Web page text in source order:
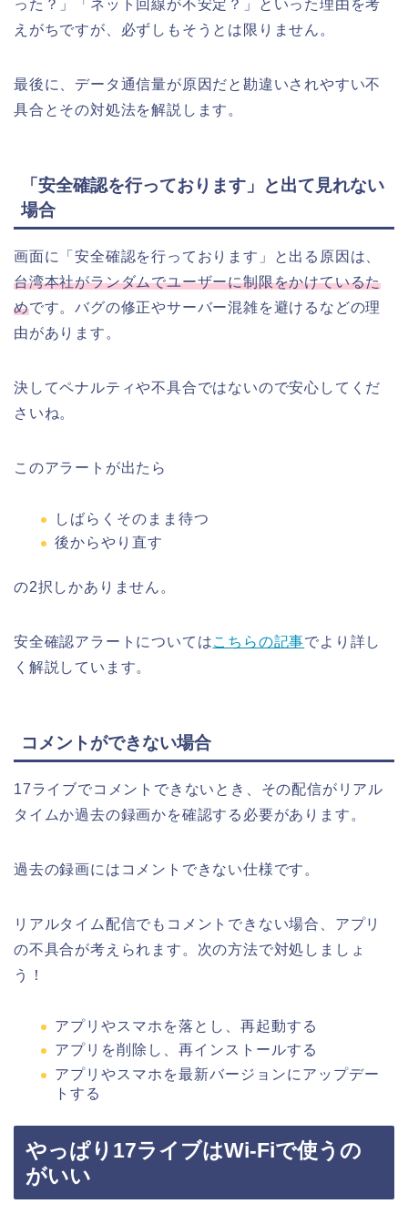
った？」「ネット回線が不安定？」といった理由を考
えがちですが、必ずしもそうとは限りません。
最後に、データ通信量が原因だと勘違いされやすい不
具合とその対処法を解説します。
「安全確認を行っております」と出て見れない
場合
画面に「安全確認を行っております」と出る原因は、
台湾本社がランダムでユーザーに制限をかけているた
めです。バグの修正やサーバー混雑を避けるなどの理
由があります。
決してペナルティや不具合ではないので安心してくだ
さいね。
このアラートが出たら
しばらくそのまま待つ
後からやり直す
の2択しかありません。
安全確認アラートについてはこちらの記事でより詳し
く解説しています。
コメントができない場合
17ライブでコメントできないとき、その配信がリアル
タイムか過去の録画かを確認する必要があります。
過去の録画にはコメントできない仕様です。
リアルタイム配信でもコメントできない場合、アプリ
の不具合が考えられます。次の方法で対処しましょ
う！
アプリやスマホを落とし、再起動する
アプリを削除し、再インストールする
アプリやスマホを最新バージョンにアップデー
トする
やっぱり17ライブはWi-Fiで使うの
がいい